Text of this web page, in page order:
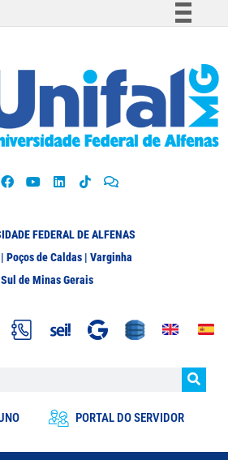
Participe
Acesso à informação
Legislação
FEDERAL DE ALFENAS
Poços de Caldas | Varginha
Sul de Minas Gerais
PORTAL DO SERVIDOR